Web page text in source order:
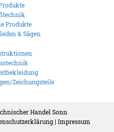
Produkte
& Sägen
Zeichungsteile
Handel Sonn
| Impressum